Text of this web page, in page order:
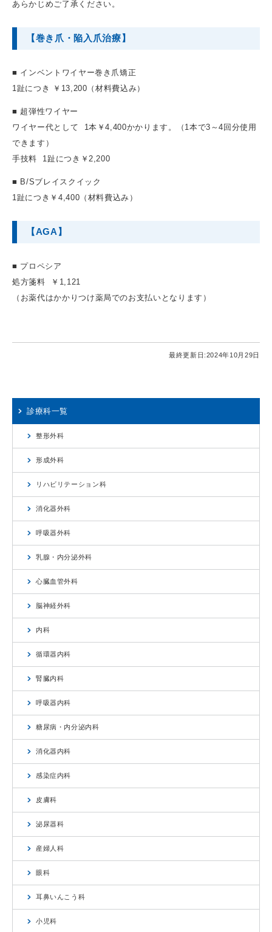
あらかじめご了承ください。
【巻き爪・陥入爪治療】
■ インベントワイヤー巻き爪矯正
1趾につき ￥13,200（材料費込み）
■ 超弾性ワイヤー
ワイヤー代として 1本￥4,400かかります。（1本で3～4回分使用
できます）
手技料 1趾につき￥2,200
■ B/Sブレイスクイック
1趾につき￥4,400（材料費込み）
【AGA】
■ プロペシア
処方箋料 ￥1,121
（お薬代はかかりつけ薬局でのお支払いとなります）
最終更新日:2024年10月29日
診療科一覧
整形外科
形成外科
リハビリテーション科
消化器外科
呼吸器外科
乳腺・内分泌外科
心臓血管外科
脳神経外科
内科
循環器内科
腎臓内科
呼吸器内科
糖尿病・内分泌内科
消化器内科
感染症内科
皮膚科
泌尿器科
産婦人科
眼科
耳鼻いんこう科
小児科